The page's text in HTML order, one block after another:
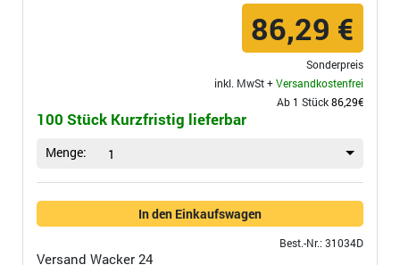
86,29 €
Sonderpreis
inkl. MwSt +Versandkostenfrei
Ab 1 Stück86,29€
100 Stück Kurzfristig lieferbar
Menge: 1
In den Einkaufswagen
Best.-Nr.: 31034D
Versand Wacker 24